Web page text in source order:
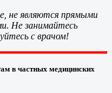
не являются прямыми
Не занимайтесь
с врачом!
в частных медицинских